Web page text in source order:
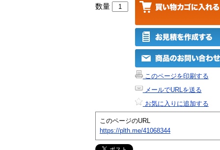
数量
このページを印刷する
メールでURLを送る
お気に入りに追加する
このページのURL
https://plth.me/41068344